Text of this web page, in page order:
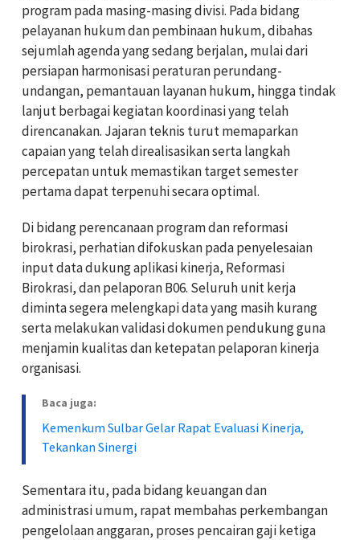
program pada masing-masing divisi. Pada bidang
pelayanan hukum dan pembinaan hukum, dibahas
sejumlah agenda yang sedang berjalan, mulai dari
persiapan harmonisasi peraturan perundang-
undangan, pemantauan layanan hukum, hingga tindak
lanjut berbagai kegiatan koordinasi yang telah
direncanakan. Jajaran teknis turut memaparkan
capaian yang telah direalisasikan serta langkah
percepatan untuk memastikan target semester
pertama dapat terpenuhi secara optimal.
Di bidang perencanaan program dan reformasi
birokrasi, perhatian difokuskan pada penyelesaian
input data dukung aplikasi kinerja, Reformasi
Birokrasi, dan pelaporan B06. Seluruh unit kerja
diminta segera melengkapi data yang masih kurang
serta melakukan validasi dokumen pendukung guna
menjamin kualitas dan ketepatan pelaporan kinerja
organisasi.
Baca juga:
Kemenkum Sulbar Gelar Rapat Evaluasi Kinerja,
Tekankan Sinergi
Sementara itu, pada bidang keuangan dan
administrasi umum, rapat membahas perkembangan
pengelolaan anggaran, proses pencairan gaji ketiga